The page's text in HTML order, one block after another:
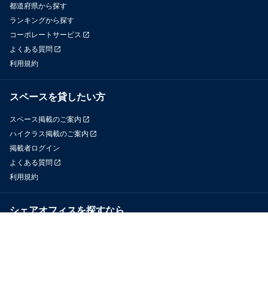
都道府県から探す
ランキングから探す
コーポレートサービス
よくある質問
利用規約
スペースを貸したい方
スペース掲載のご案内
ハイクラス掲載のご案内
掲載者ログイン
よくある質問
利用規約
シェアオフィスを探すなら